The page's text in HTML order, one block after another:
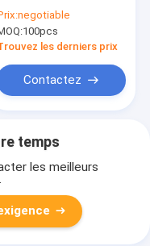
de JESW
le plat
negotiable
100pcs
les derniers prix
Contactez
temps
les meilleurs